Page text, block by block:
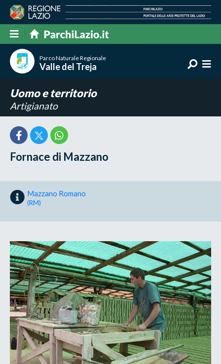
Parco Naturale Regionale
Valle del Treja
Uomo e territorio
Artigianato
Fornace di Mazzano
Mazzano Romano
(RM)